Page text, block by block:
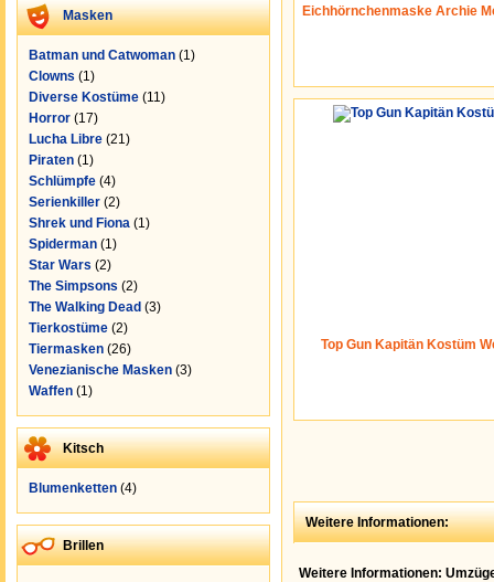
Masken
Batman und Catwoman (1)
Clowns (1)
Diverse Kostüme (11)
Horror (17)
Lucha Libre (21)
Piraten (1)
Schlümpfe (4)
Serienkiller (2)
Shrek und Fiona (1)
Spiderman (1)
Star Wars (2)
The Simpsons (2)
The Walking Dead (3)
Tierkostüme (2)
Tiermasken (26)
Venezianische Masken (3)
Waffen (1)
Kitsch
Blumenketten (4)
Brillen
Eichhörnchenmaske Archie
Top Gun Kapitän Kostüm
Weitere Informationen:
Weitere Informationen: